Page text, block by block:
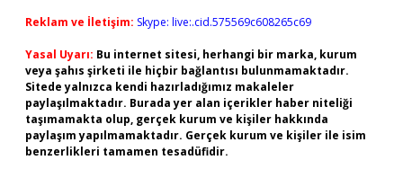
Reklam ve İletişim: Skype: live:.cid.575569c608265c69
Yasal Uyarı: Bu internet sitesi, herhangi bir marka, kurum
veya şahıs şirketi ile hiçbir bağlantısı bulunmamaktadır.
Sitede yalnızca kendi hazırladığımız makaleler
paylaşılmaktadır. Burada yer alan içerikler haber niteliği
taşımamakta olup, gerçek kurum ve kişiler hakkında
paylaşım yapılmamaktadır. Gerçek kurum ve kişiler ile isim
benzerlikleri tamamen tesadüfidir.